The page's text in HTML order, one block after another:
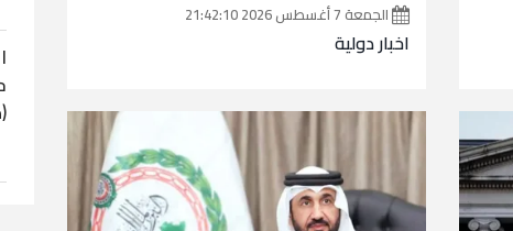
الجمعة 7 أغسطس 2026 21:42:10
اخبار دولية